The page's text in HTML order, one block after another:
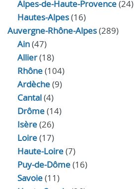
Alpes-de-Haute-Provence(24)
Hautes-Alpes(16)
Auvergne-Rhône-Alpes(289)
Ain(47)
Allier(18)
Rhône(104)
Ardèche(9)
Cantal(4)
Drôme(14)
Isère(26)
Loire(17)
Haute-Loire(7)
Puy-de-Dôme(16)
Savoie(11)